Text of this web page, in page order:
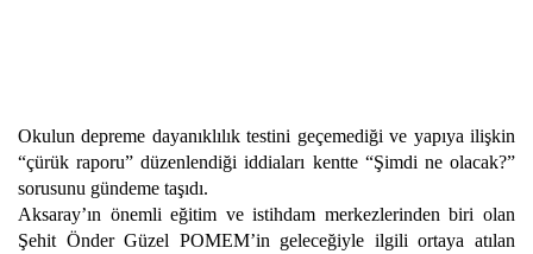
Okulun depreme dayanıklılık testini geçemediği ve yapıya ilişkin
“çürük raporu” düzenlendiği iddiaları kentte “Şimdi ne olacak?”
sorusunu gündeme taşıdı.
Aksaray’ın önemli eğitim ve istihdam merkezlerinden biri olan
Şehit Önder Güzel POMEM’in geleceğiyle ilgili ortaya atılan